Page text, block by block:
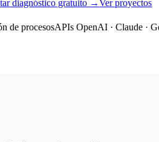
diagnóstico gratuito →Ver proyectos
de procesosAPIs OpenAI · Claude ·